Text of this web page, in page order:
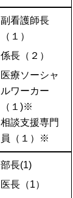
副看護師長
（１）
係長（２）
医療ソーシャ
ルワーカー
（１)※
相談支援専門
員（１）※
部長(1)
医長（1）